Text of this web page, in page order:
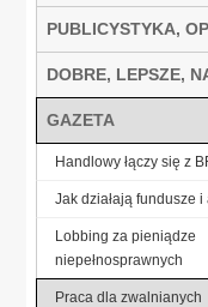
PUBLICYSTYKA,
DOBRE, LEPSZE,
GAZETA
Handlowy łączy się z
Jak działają fundusze i
Lobbing za pieniądze
niepełnosprawnych
Praca dla zwalnianych